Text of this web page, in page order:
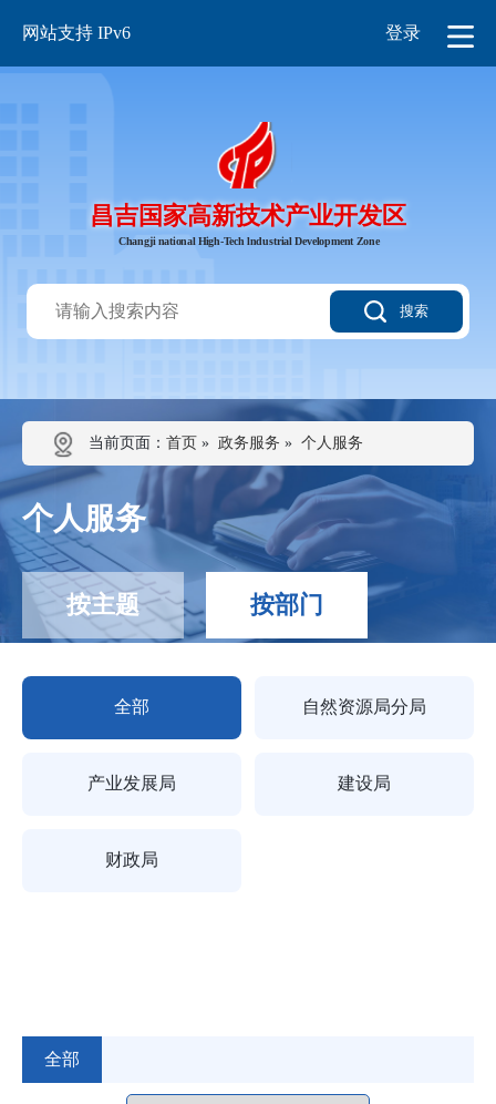
网站支持 IPv6 登录
昌吉国家高新技术产业开发区
Changji national High-Tech lndustrial Development Zone
搜索
当前页面： 首页 » 政务服务 » 个人服务
个人服务
按主题 按部门
全部 自然资源局分局
产业发展局 建设局
财政局
全部